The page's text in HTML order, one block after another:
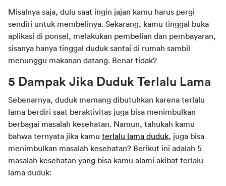
Misalnya saja, dulu saat ingin jajan kamu harus pergi
sendiri untuk membelinya. Sekarang, kamu tinggal buka
aplikasi di ponsel, melakukan pembelian dan pembayaran,
sisanya hanya tinggal duduk santai di rumah sambil
menunggu makanan datang. Benar tidak?
5 Dampak Jika Duduk Terlalu Lama
Sebenarnya, duduk memang dibutuhkan karena terlalu
lama berdiri saat beraktivitas juga bisa menimbulkan
berbagai masalah kesehatan. Namun, tahukah kamu
bahwa ternyata jika kamu terlalu lama duduk, juga bisa
menimbulkan masalah kesehatan? Berikut ini adalah 5
masalah kesehatan yang bisa kamu alami akibat terlalu
lama duduk: